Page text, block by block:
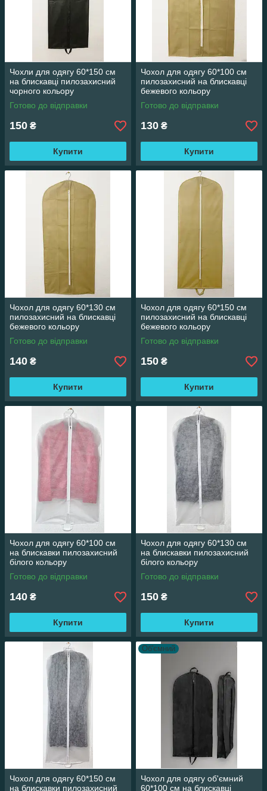
Чохли для одягу 60*150 см
на блискавці пилозахисний
чорного кольору
Готово до відправки
150 ₴
Купити
Чохол для одягу 60*100 см
пилозахисний на блискавці
бежевого кольору
Готово до відправки
130 ₴
Купити
Чохол для одягу 60*130 см
пилозахисний на блискавці
бежевого кольору
Готово до відправки
140 ₴
Купити
Чохол для одягу 60*150 см
пилозахисний на блискавці
бежевого кольору
Готово до відправки
150 ₴
Купити
Чохол для одягу 60*100 см
на блискавки пилозахисний
білого кольору
Готово до відправки
140 ₴
Купити
Чохол для одягу 60*130 см
на блискавки пилозахисний
білого кольору
Готово до відправки
150 ₴
Купити
Чохол для одягу 60*150 см
на блискавки пилозахисний
Об'ємний
Чохол для одягу об'ємний
60*100 см на блискавці